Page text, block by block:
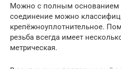
Можно с полным основанием
соединение можно
крепёжноуплотнительное.
резьба всегда имеет
метрическая.